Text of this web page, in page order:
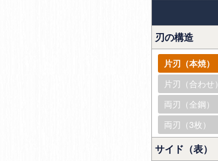
刃の構造
片刃（本焼）
片刃（合わせ）
両刃（全鋼）
両刃（3枚）
サイド（表）